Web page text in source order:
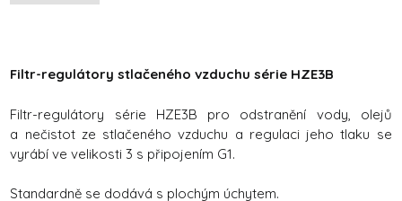
Filtr-regulátory stlačeného vzduchu série HZE3B
Filtr-regulátory série HZE3B pro odstranění vody, olejů
a nečistot ze stlačeného vzduchu a regulaci jeho tlaku se
vyrábí ve velikosti 3 s připojením G1.
Standardně se dodává s plochým úchytem.